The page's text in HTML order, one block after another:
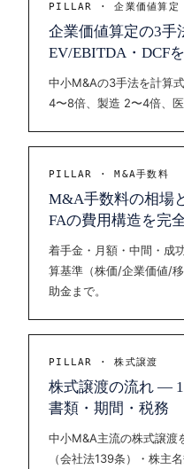
PILLAR · 企業価値算定
企業価値算定の3手
EV/EBITDA・DCF
中小M&Aの3手法を計算
4〜8倍、製造 2〜4倍、
PILLAR · M&A手数料
M&A手数料の相場
FAの費用構造を完
着手金・月額・中間・成
算基準（株価/企業価値/
助金まで。
PILLAR · 株式譲渡
株式譲渡の流れ —
書類・期間・税務
中小M&A主流の株式譲渡
（会社法139条）・株主